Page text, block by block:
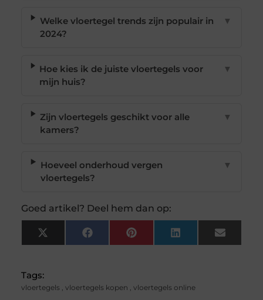
Welke vloertegel trends zijn populair in
2024?
▼
Hoe kies ik de juiste vloertegels voor
mijn huis?
▼
Zijn vloertegels geschikt voor alle
kamers?
▼
Hoeveel onderhoud vergen
vloertegels?
▼
Goed artikel? Deel hem dan op:
X
(Twitter)
FacebookPinterest LinkedIn Email
Tags:
vloertegels, vloertegels kopen , vloertegels online